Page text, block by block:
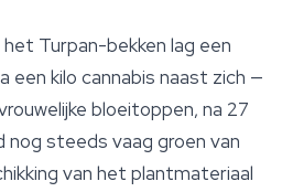
het Turpan-bekken lag een
een kilo cannabis naast zich —
bloeitoppen, na 27
nog steeds vaag groen van
van het plantmateriaal